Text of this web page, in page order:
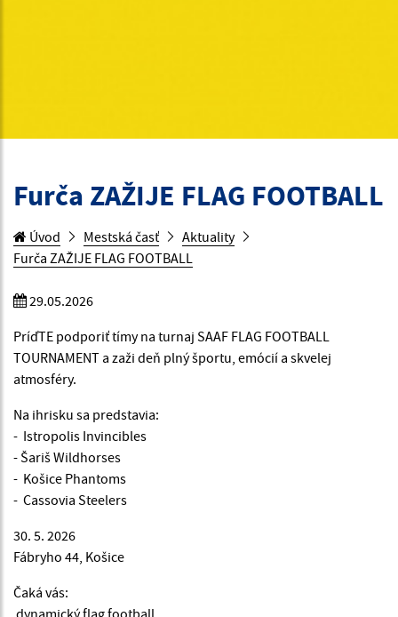
Furča ZAŽIJE FLAG FOOTBALL
Úvod Mestská časť
Aktuality
Furča ZAŽIJE FLAG FOOTBALL
29.05.2026
PríďTE podporiť tímy na turnaj SAAF FLAG FOOTBALL
TOURNAMENT a zaži deň plný športu, emócií a skvelej
atmosféry.
Na ihrisku sa predstavia:
- Istropolis Invincibles
- Šariš Wildhorses
- Košice Phantoms
- Cassovia Steelers
30. 5. 2026
Fábryho 44, Košice
Čaká vás:
dynamický flag football